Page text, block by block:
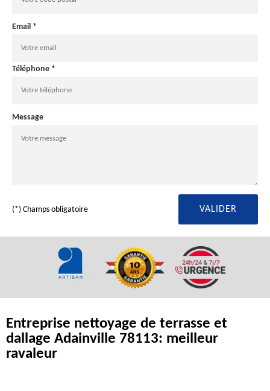
Email *
Téléphone *
Message
(*) Champs obligatoire
Entreprise nettoyage de terrasse et
dallage Adainville 78113: meilleur
ravaleur